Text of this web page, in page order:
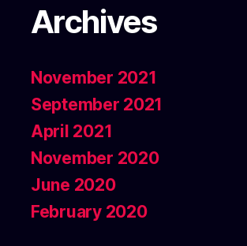
Archives
November 2021
September 2021
April 2021
November 2020
June 2020
February 2020